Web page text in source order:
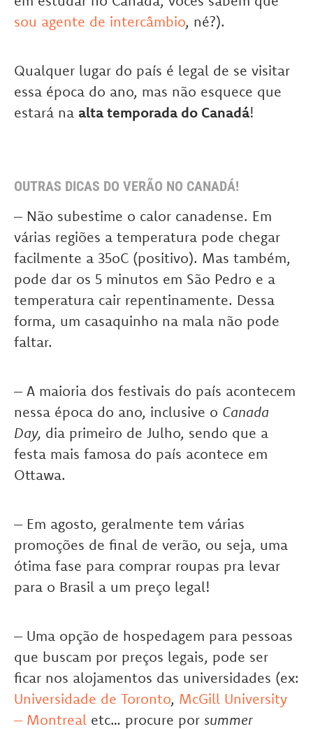
sou agente de intercâmbio, né?).
Qualquer lugar do país é legal de se visitar
essa época do ano, mas não esquece que
estará na alta temporada do Canadá!
OUTRAS DICAS DO VERÃO NO CANADÁ!
– Não subestime o calor canadense. Em
várias regiões a temperatura pode chegar
facilmente a 35oC (positivo). Mas também,
pode dar os 5 minutos em São Pedro e a
temperatura cair repentinamente. Dessa
forma, um casaquinho na mala não pode
faltar.
– A maioria dos festivais do país acontecem
nessa época do ano, inclusive o Canada
Day, dia primeiro de Julho, sendo que a
festa mais famosa do país acontece em
Ottawa.
– Em agosto, geralmente tem várias
promoções de final de verão, ou seja, uma
ótima fase para comprar roupas pra levar
para o Brasil a um preço legal!
– Uma opção de hospedagem para pessoas
que buscam por preços legais, pode ser
ficar nos alojamentos das universidades (ex:
Universidade de Toronto, McGill University
– Montreal etc… procure por summer